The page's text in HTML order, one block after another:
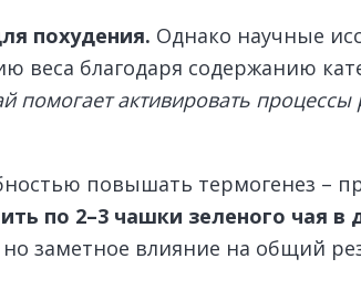
похудения. Однако научные
веса благодаря содержанию
помогает активировать
повышать термогенез –
по 2–3 чашки зеленого чая в
заметное влияние на общий